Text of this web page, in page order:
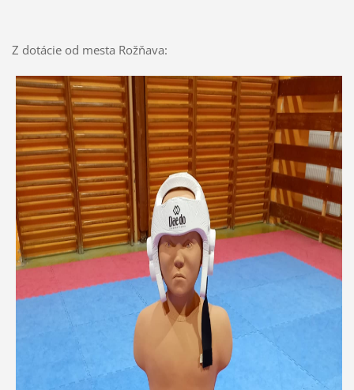
Z dotácie od mesta Rožňava: